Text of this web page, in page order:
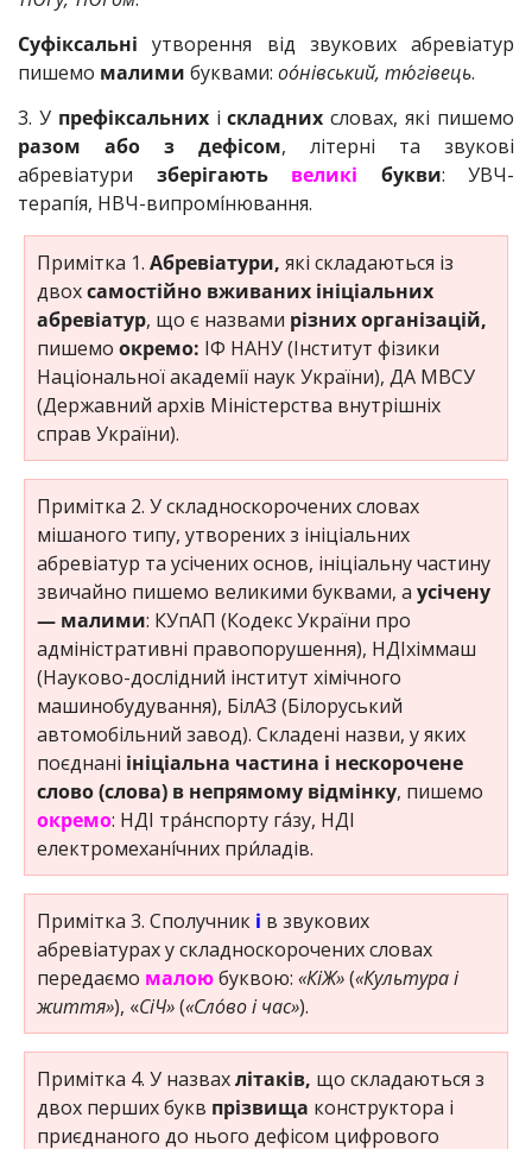
Суфіксальні утворення від звукових абревіатур
пишемо малими буквами: оо́нівський, тю́гівець.
3. У префіксальнихіскладних словах, які пишемо
разом або з дефісом, літерні та звукові
абревіатури зберігають великі букви: УВЧ-
терапі́я, НВЧ-випромі́нювання.
Примітка 1. Абревіатури, які складаються із
двохсамостійно вживаних ініціальних
абревіатур, що є назвами різних організацій,
пишемо окремо: ІФ НАНУ (Інститут фізики
Національної академії наук України), ДА МВСУ
(Державний архів Міністерства внутрішніх
справ України).
Примітка 2. У складноскорочених словах
мішаного типу, утворених з ініціальних
абревіатур та усічених основ, ініціальну частину
звичайно пишемо великими буквами, а усічену
— малими: КУпАП (Кодекс України про
адміністративні правопорушення), НДІхіммаш
(Науково-дослідний інститут хімічного
машинобудування), БілАЗ (Білоруський
автомобільний завод). Складені назви, у яких
поєднані ініціальна частина і нескорочене
слово (слова) в непрямому відмінку, пишемо
окремо: НДІ тра́нспорту га́зу, НДІ
електромехані́чних при́ладів.
Примітка 3. Сполучник і в звукових
абревіатурах у складноскорочених словах
передаємо малоюбуквою: «КіЖ»(«Культура і
життя»), «СіЧ»(«Сло́во і час»).
Примітка 4. У назвахлітаків, що складаються з
двох перших букв прізвища конструктора і
приєднаного до нього дефісом цифрового